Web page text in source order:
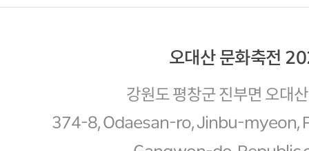
오대산 문화축전
강원도 평창군 진부면 오대
374-8, Odaesan-ro, Jinbu-myeon,